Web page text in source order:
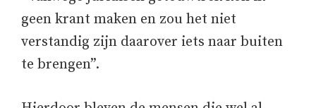
geen krant maken en zou het niet
verstandig zijn daarover iets naar buiten
te brengen”.